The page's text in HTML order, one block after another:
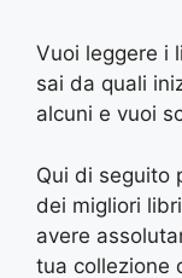
Vuoi leggere i
sai da quali
alcuni e vuoi
Qui di seguito
dei migliori
avere
tua collezione